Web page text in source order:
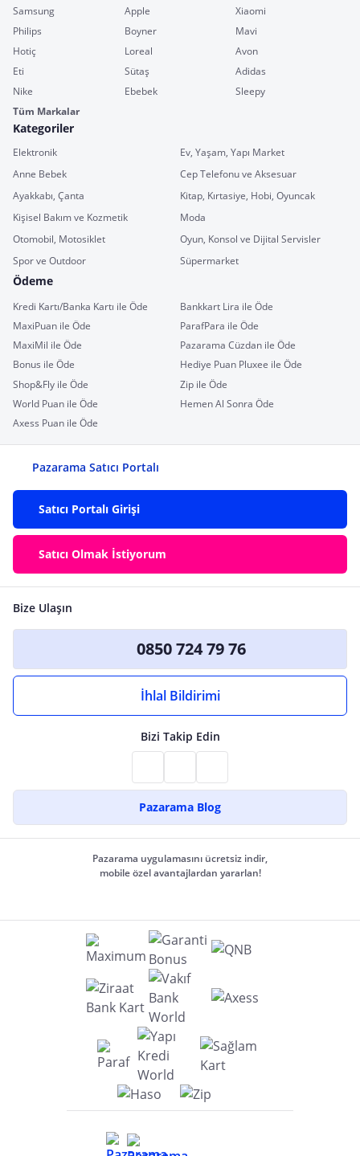
Samsung Apple
Xiaomi
Philips
Boyner
Mavi
Hotiç
Loreal
Avon
Eti
Sütaş
Adidas
Nike
Ebebek
Sleepy
Tüm Markalar
Kategoriler
Elektronik
Ev, Yaşam, Yapı Market
Anne Bebek
Cep Telefonu ve Aksesuar
Ayakkabı, Çanta
Kitap, Kırtasiye, Hobi, Oyuncak
Kişisel Bakım ve Kozmetik
Moda
Otomobil, Motosiklet
Oyun, Konsol ve Dijital Servisler
Spor ve Outdoor
Süpermarket
Ödeme
Kredi Kartı/Banka Kartı ile Öde
Bankkart Lira ile Öde
MaxiPuan ile Öde
ParafPara ile Öde
MaxiMil ile Öde
Pazarama Cüzdan ile Öde
Bonus ile Öde
Hediye Puan Pluxee ile Öde
Shop&Fly ile Öde
Zip ile Öde
World Puan ile Öde
Hemen Al Sonra Öde
Axess Puan ile Öde
Pazarama Satıcı Portalı
Satıcı Portalı Girişi
Satıcı Olmak İstiyorum
Bize Ulaşın
0850 724 79 76
İhlal Bildirimi
Bizi Takip Edin
Pazarama Blog
Pazarama uygulamasını ücretsiz indir,
mobile özel avantajlardan yararlan!